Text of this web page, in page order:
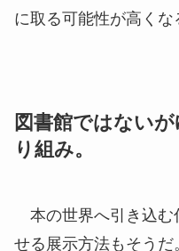
に取る可能性が高くな
図書館ではない
り組み。
本の世界へ引き込む
せる展示方法もそう